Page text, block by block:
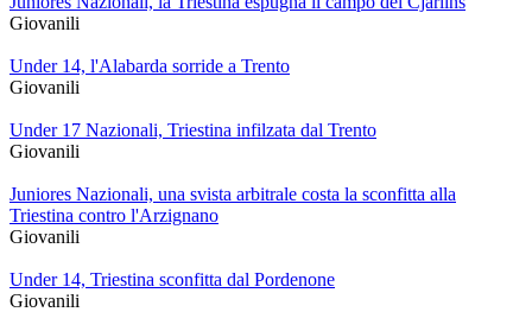
Giovanili
Under 14, l'Alabarda sorride a Trento
Giovanili
Under 17 Nazionali, Triestina infilzata dal Trento
Giovanili
Juniores Nazionali, una svista arbitrale costa la sconfitta alla
Triestina contro l'Arzignano
Giovanili
Under 14, Triestina sconfitta dal Pordenone
Giovanili